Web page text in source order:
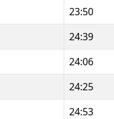
23:50
24:39
24:06
24:25
24:53